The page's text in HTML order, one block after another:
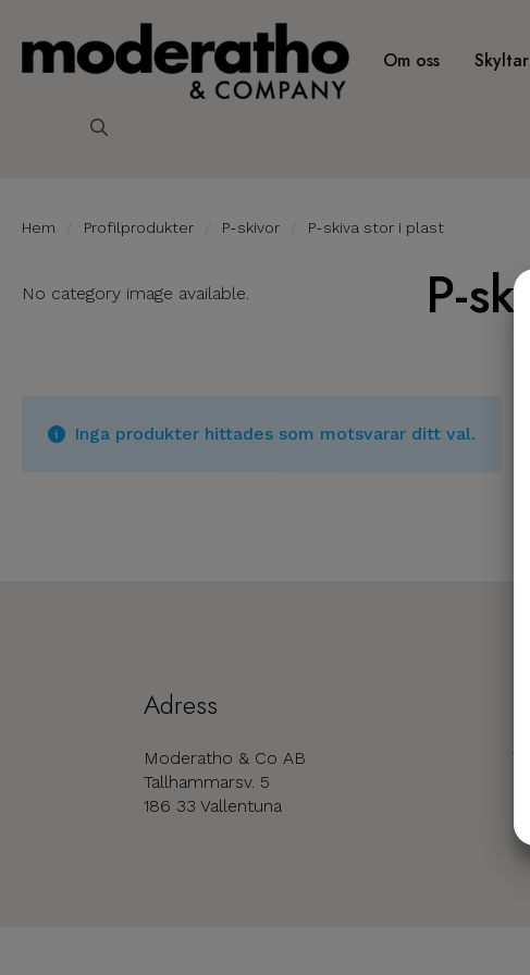
Om oss Skyltar
Hem Profilprodukter P-skivor P-skiva stor i plast
No category image available. P-
Inga produkter hittades som motsvarar ditt val.
Adress
Moderatho & Co AB
Tallhammarsv. 5
186 33 Vallentuna